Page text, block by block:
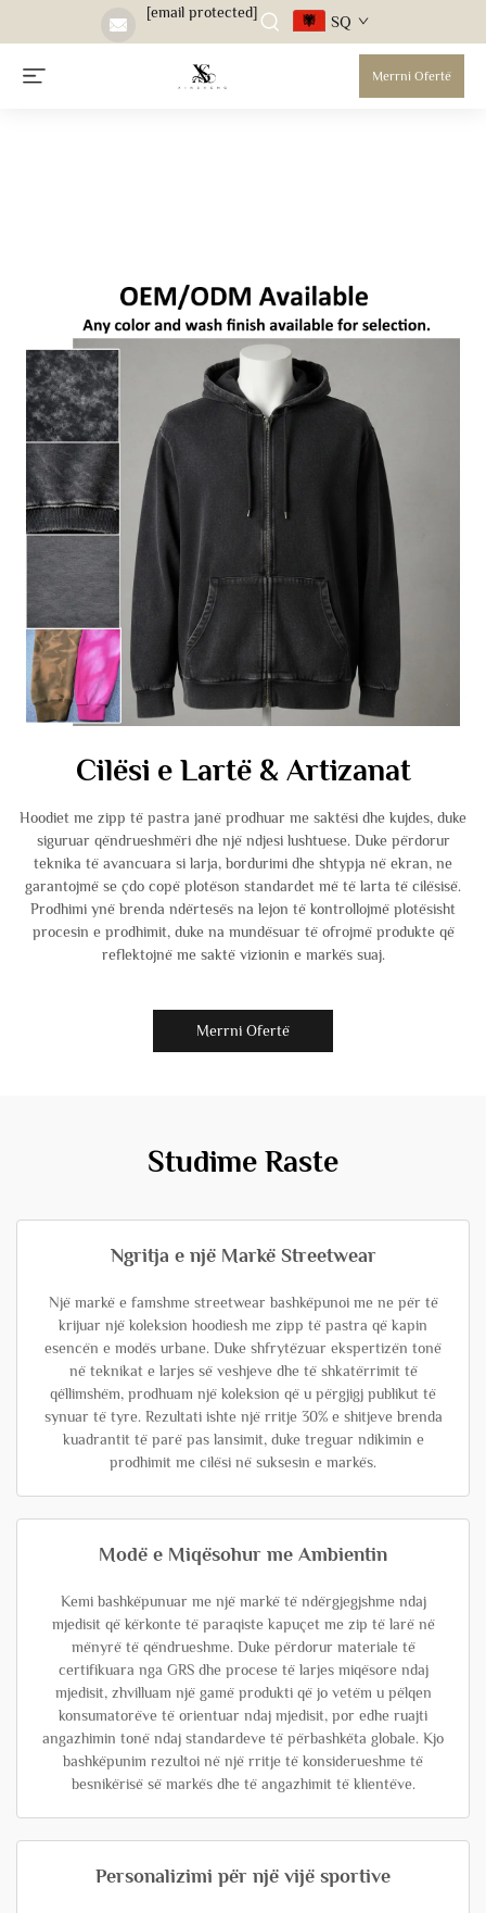
[email protected] SQ
Merrni Ofertë
Cilësi e Lartë & Artizanat
Hoodiet me zipp të pastra janë prodhuar me saktësi dhe kujdes, duke
siguruar qëndrueshmëri dhe një ndjesi lushtuese. Duke përdorur
teknika të avancuara si larja, bordurimi dhe shtypja në ekran, ne
garantojmë se çdo copë plotëson standardet më të larta të cilësisë.
Prodhimi ynë brenda ndërtesës na lejon të kontrollojmë plotësisht
procesin e prodhimit, duke na mundësuar të ofrojmë produkte që
reflektojnë me saktë vizionin e markës suaj.
Merrni Ofertë
Studime Raste
Ngritja e një Markë Streetwear
Një markë e famshme streetwear bashkëpunoi me ne për të
krijuar një koleksion hoodiesh me zipp të pastra që kapin
esencën e modës urbane. Duke shfrytëzuar ekspertizën tonë
në teknikat e larjes së veshjeve dhe të shkatërrimit të
qëllimshëm, prodhuam një koleksion që u përgjigj publikut të
synuar të tyre. Rezultati ishte një rritje 30% e shitjeve brenda
kuadrantit të parë pas lansimit, duke treguar ndikimin e
prodhimit me cilësi në suksesin e markës.
Modë e Miqësohur me Ambientin
Kemi bashkëpunuar me një markë të ndërgjegjshme ndaj
mjedisit që kërkonte të paraqiste kapuçet me zip të larë në
mënyrë të qëndrueshme. Duke përdorur materiale të
certifikuara nga GRS dhe procese të larjes miqësore ndaj
mjedisit, zhvilluam një gamë produkti që jo vetëm u pëlqen
konsumatorëve të orientuar ndaj mjedisit, por edhe ruajti
angazhimin tonë ndaj standardeve të përbashkëta globale. Kjo
bashkëpunim rezultoi në një rritje të konsiderueshme të
besnikërisë së markës dhe të angazhimit të klientëve.
Personalizimi për një vijë sportive